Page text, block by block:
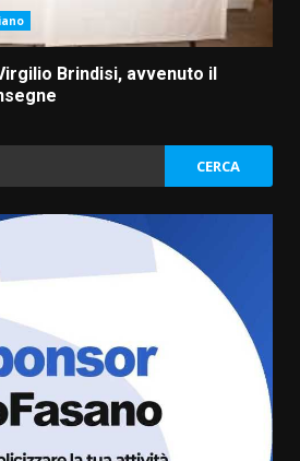
Brindisi, avvenuto il
Neglia, coordinatrice
di Fratelli d’Italia,
a tornare in Consiglio